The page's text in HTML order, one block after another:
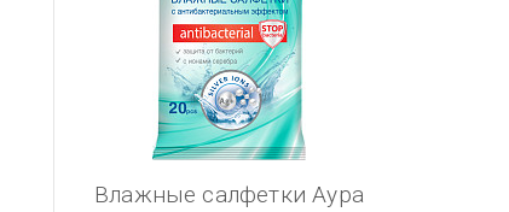
Влажные салфетки Аура